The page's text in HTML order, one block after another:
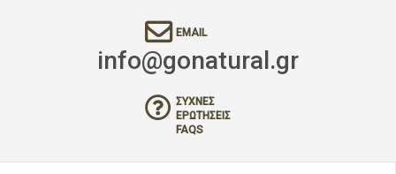
EMAIL
info@gonatural.gr
ΣΥΧΝΈΣ
ΕΡΩΤΉΣΕΙΣ
FAQS